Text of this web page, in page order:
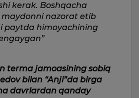
kerak. Boshqacha
nazorat etib
paytda himoyachining
terma jamoasining sobiq
bilan “Anji”da birga
davrlardan qanday